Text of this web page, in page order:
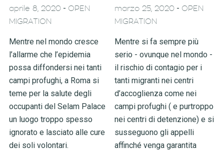
aprile 8, 2020- OPEN
MIGRATION
Mentre nel mondo cresce
l’allarme che l’epidemia
possa diffondersi nei tanti
campi profughi, a Roma si
teme per la salute degli
occupanti del Selam Palace
un luogo troppo spesso
ignorato e lasciato alle cure
dei soli volontari.
marzo 25, 2020 - OPEN
MIGRATION
Mentre si fa sempre più
serio - ovunque nel mondo -
il rischio di contagio per i
tanti migranti nei centri
d’accoglienza come nei
campi profughi ( e purtroppo
nei centri di detenzione) e si
susseguono gli appelli
affinché venga garantita